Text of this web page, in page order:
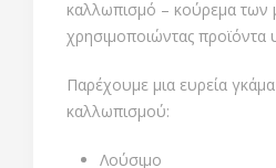
καλλωπισμό – κούρεμα των
χρησιμοποιώντας προϊόντα
Παρέχουμε μια ευρεία
καλλωπισμού:
Λούσιμο